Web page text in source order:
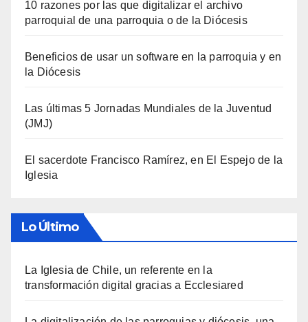
10 razones por las que digitalizar el archivo
parroquial de una parroquia o de la Diócesis
Beneficios de usar un software en la parroquia y en
la Diócesis
Las últimas 5 Jornadas Mundiales de la Juventud
(JMJ)
El sacerdote Francisco Ramírez, en El Espejo de la
Iglesia
Lo Último
La Iglesia de Chile, un referente en la
transformación digital gracias a Ecclesiared